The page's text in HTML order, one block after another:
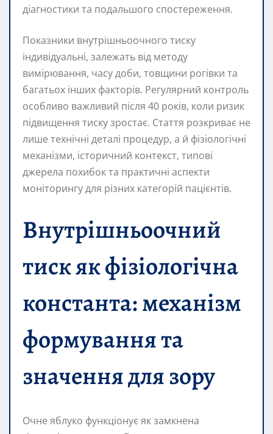
діагностики та подальшого спостереження.
Показники внутрішньоочного тиску
індивідуальні, залежать від методу
вимірювання, часу доби, товщини рогівки та
багатьох інших факторів. Регулярний контроль
особливо важливий після 40 років, коли ризик
підвищення тиску зростає. Стаття розкриває не
лише технічні деталі процедур, а й фізіологічні
механізми, історичний контекст, типові
джерела похибок та практичні аспекти
моніторингу для різних категорій пацієнтів.
Внутрішньоочний
тиск як фізіологічна
константа: механізм
формування та
значення для зору
Очне яблуко функціонує як замкнена